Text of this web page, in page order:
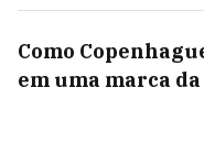
Como
em uma marca